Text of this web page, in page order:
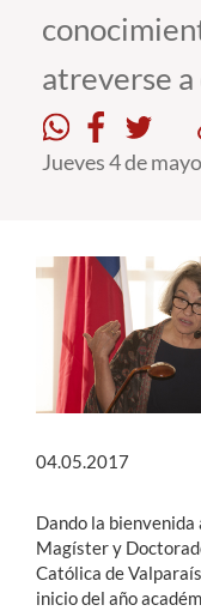
Formación Continua
Estudiantes
Académicos
English
atreverse a
Jueves 4 de
04.05.2017
Dando la
Magíster y
Católica de
inicio del año